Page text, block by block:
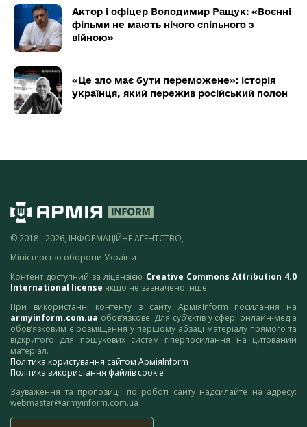
Актор і офіцер Володимир Ращук: «Воєнні
фільми не мають нічого спільного з
війною»
«Це зло має бути переможене»: історія
українця, який пережив російський полон
© 2018 - 2026, ІНФОРМАЦІЙНЕ АГЕНТСТВО,
Міністерство оборони України
Контент доступний за ліцензією Creative Commons Attribution 4.0
International license якщо не зазначено інше.
При використанні контенту з сайту АрміяInform посилання на
armyinform.com.ua обов’язкове. Для суб’єктів у сфері онлайн-медіа
обов’язковим є розміщення у першому абзаці матеріалу прямого та
відкритого для пошукових систем гіперпосилання на цитований
матеріал.
Політика користування сайтом АрміяInform
Політика використання файлів cookie
Зауваження та пропозиції по роботі сайту надсилайте на адресу:
webmaster@armyinform.com.ua